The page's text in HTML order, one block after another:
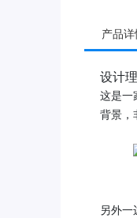
产品详
设计
这是一
背景，
另外一